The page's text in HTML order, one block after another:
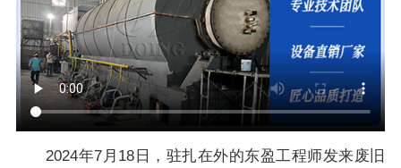
2024年7月18日，驻扎在外的东盈工程师发来废旧